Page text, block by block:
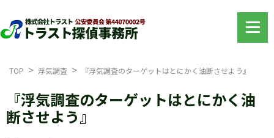
TOP 浮気調査 『浮気調査のターゲットはとにかく油断させよう』
『浮気調査のターゲットはとにかく油
断させよう』